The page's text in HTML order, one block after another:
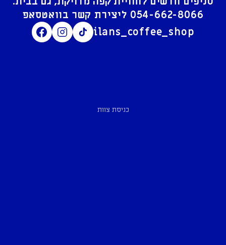
054-662-8066
ilans_coffee_shop
כניסת צוות